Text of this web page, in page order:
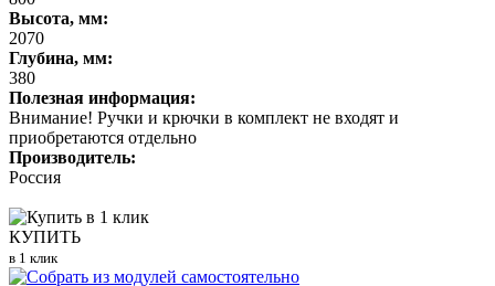
Высота, мм:
2070
Глубина, мм:
380
Полезная информация:
Внимание! Ручки и крючки в комплект не входят и
приобретаются отдельно
Производитель:
Россия
КУПИТЬ
в 1 клик